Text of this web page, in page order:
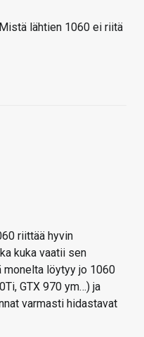
lähtien 1060 ei riitä
riittää hyvin
kuka vaatii sen
monelta löytyy jo 1060
GTX 970 ym…) ja
varmasti hidastavat